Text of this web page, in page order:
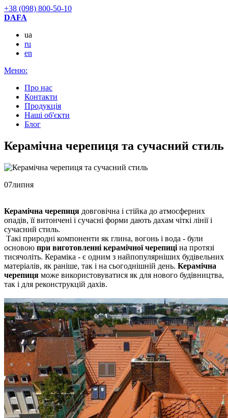
+38 (098) 800-50-10
DAFA
ua
ru
en
Меню:
Про нас
Контакти
Продукцiя
Наші об'єкти
Блог
Керамічна черепиця та сучасний стиль
07липня
Керамічна черепиця довговічна і стійка до атмосферних
опадів, її витончені і сучасні форми дають дахам чіткі лінії і
сучасний стиль.
Такі природні компоненти як глина, вогонь і вода - були
основою при виготовленні керамічної черепиці на протязі
тисячоліть. Кераміка - є одним з найпопулярніших будівельних
матеріалів, як раніше, так і на сьогоднішній день. Керамічна
черепиця може використовуватися як для нового будівництва,
так і для реконструкцій дахів.